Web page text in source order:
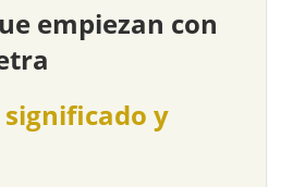
empiezan con
y